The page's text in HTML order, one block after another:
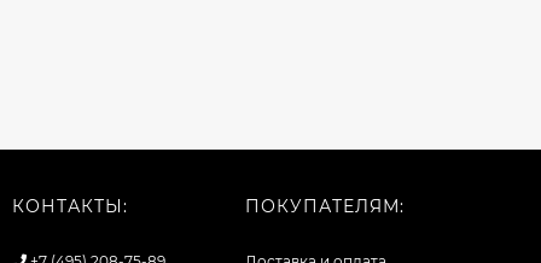
КОНТАКТЫ: ПОКУПАТЕЛЯМ: